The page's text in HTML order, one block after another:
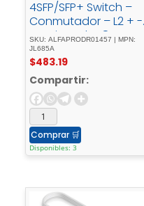
4SFP/SFP+ Switch –
Conmutador – L2 + -
Gestionado48 - x -
10/100/1000 - + - 4 - x -
1 - Gigabit - / - 10 -
Gigabit -
SFP+montaje - en -
rack
SKU: ALFAPRODR01457 | MPN:
JL685A
$483.19
Compartir:
Comprar 🛒
Disponibles: 3